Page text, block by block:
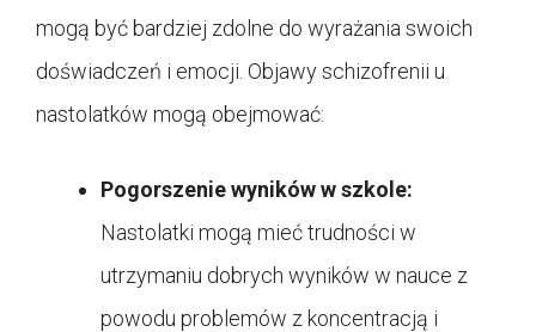
mogą być bardziej zdolne do wyrażania swoich
doświadczeń i emocji. Objawy schizofrenii u
nastolatków mogą obejmować:
Pogorszenie wyników w szkole:
Nastolatki mogą mieć trudności w
utrzymaniu dobrych wyników w nauce z
powodu problemów z koncentracją i